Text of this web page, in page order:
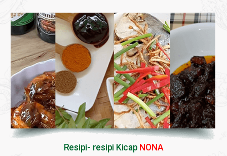
Resipi- resipi Kicap NONA